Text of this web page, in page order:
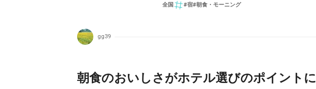
全国 #宿#朝食・モーニング
gg39
朝食のおいしさがホテル選びのポイントに